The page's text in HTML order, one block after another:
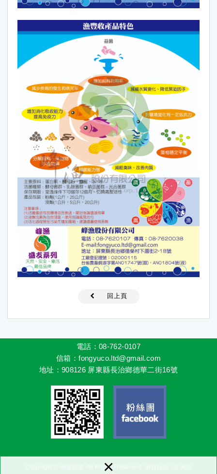
×
回上頁
電話：08-762-0107
信箱 ：fongyuco.ltd@gmail.com
地址 ：908126 屏東縣長治鄉德華二街16號
Copyright © 峰漁技術 All Rights Reserved.